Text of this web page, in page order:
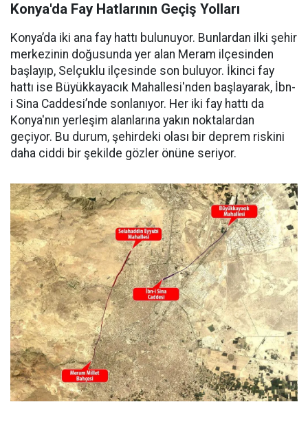
Konya'da Fay Hatlarının Geçiş Yolları
Konya’da iki ana fay hattı bulunuyor. Bunlardan ilki şehir
merkezinin doğusunda yer alan Meram ilçesinden
başlayıp, Selçuklu ilçesinde son buluyor. İkinci fay
hattı ise Büyükkayacık Mahallesi'nden başlayarak, İbn-
i Sina Caddesi’nde sonlanıyor. Her iki fay hattı da
Konya'nın yerleşim alanlarına yakın noktalardan
geçiyor. Bu durum, şehirdeki olası bir deprem riskini
daha ciddi bir şekilde gözler önüne seriyor.